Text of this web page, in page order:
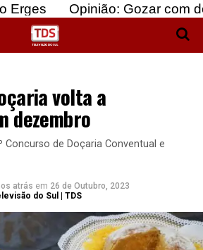
Opinião: Gozar com doentes e
volta a
dezembro
Concurso de Doçaria Conventual e
atrás em 26 de Outubro, 2023
do Sul | TDS